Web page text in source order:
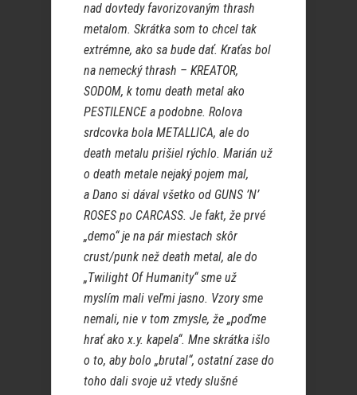
nad dovtedy favorizovaným thrash
metalom. Skrátka som to chcel tak
extrémne, ako sa bude dať. Kraťas bol
na nemecký thrash – KREATOR,
SODOM, k tomu death metal ako
PESTILENCE a podobne. Rolova
srdcovka bola METALLICA, ale do
death metalu prišiel rýchlo. Marián už
o death metale nejaký pojem mal,
a Dano si dával všetko od GUNS ’N’
ROSES po CARCASS. Je fakt, že prvé
„demo“ je na pár miestach skôr
crust/punk než death metal, ale do
„Twilight Of Humanity“ sme už
myslím mali veľmi jasno. Vzory sme
nemali, nie v tom zmysle, že „poďme
hrať ako x.y. kapela“. Mne skrátka išlo
o to, aby bolo „brutal“, ostatní zase do
toho dali svoje už vtedy slušné